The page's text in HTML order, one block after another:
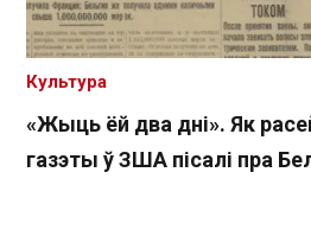
«Жыць ёй два дні». Як
газэты ў ЗША пісалі пра
Культура